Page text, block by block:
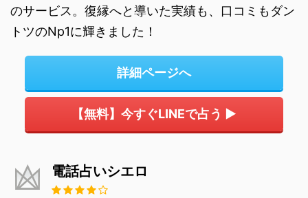
のサービス。復縁へと導いた実績も、口コミもダン
トツのNp1に輝きました！
詳細ページへ
【無料】今すぐLINEで占う ▶
電話占いシエロ